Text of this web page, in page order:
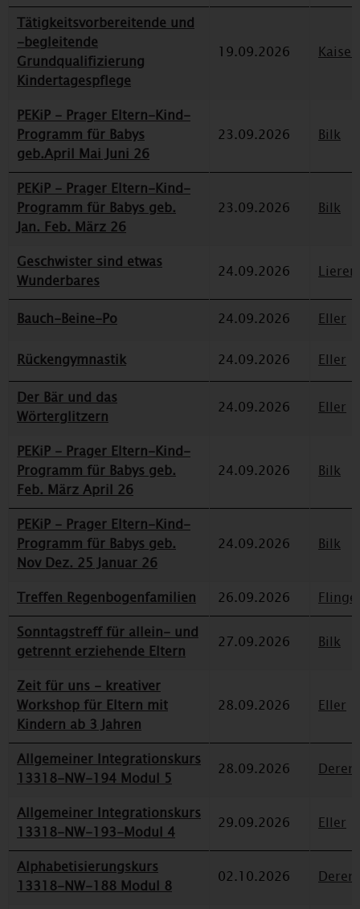
Tätigkeitsvorbereitende und
-begleitende
Grundqualifizierung
Kindertagespflege
19.09.2026
PEKiP - Prager Eltern-Kind-
Programm für Babys
geb.April Mai Juni 26
23.09.2026 Bilk
PEKiP - Prager Eltern-Kind-
Programm für Babys geb.
Jan. Feb. März 26
23.09.2026 Bilk
Geschwister sind etwas
Wunderbares
24.09.2026
Bauch-Beine-Po 24.09.2026 Eller
Rückengymnastik 24.09.2026
Eller
Der Bär und das
Wörterglitzern
24.09.2026 Eller
PEKiP - Prager Eltern-Kind-
Programm für Babys geb.
Feb. März April 26
24.09.2026 Bilk
PEKiP - Prager Eltern-Kind-
Programm für Babys geb.
Nov Dez. 25 Januar 26
24.09.2026 Bilk
Treffen Regenbogenfamilien 26.09.2026
Sonntagstreff für allein- und
getrennt erziehende Eltern
27.09.2026 Bilk
Zeit für uns - kreativer
Workshop für Eltern mit
Kindern ab 3 Jahren
28.09.2026 Eller
Allgemeiner Integrationskurs
13318-NW-194 Modul 5
28.09.2026
Allgemeiner Integrationskurs
13318-NW-193-Modul 4
29.09.2026 Eller
Alphabetisierungskurs
13318-NW-188 Modul 8
02.10.2026